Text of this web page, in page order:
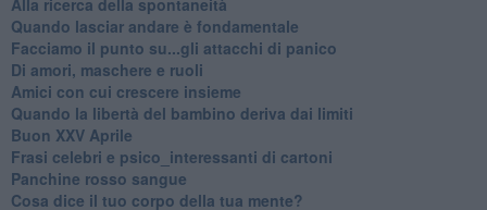
​Quando lasciar andare è fondamentale
Facciamo il punto su...gli attacchi di panico
Di amori, maschere e ruoli
​Amici con cui crescere insieme
​Quando la libertà del bambino deriva dai limiti
Buon XXV Aprile
​Frasi celebri e psico_interessanti di cartoni
​Panchine rosso sangue
​Cosa dice il tuo corpo della tua mente?